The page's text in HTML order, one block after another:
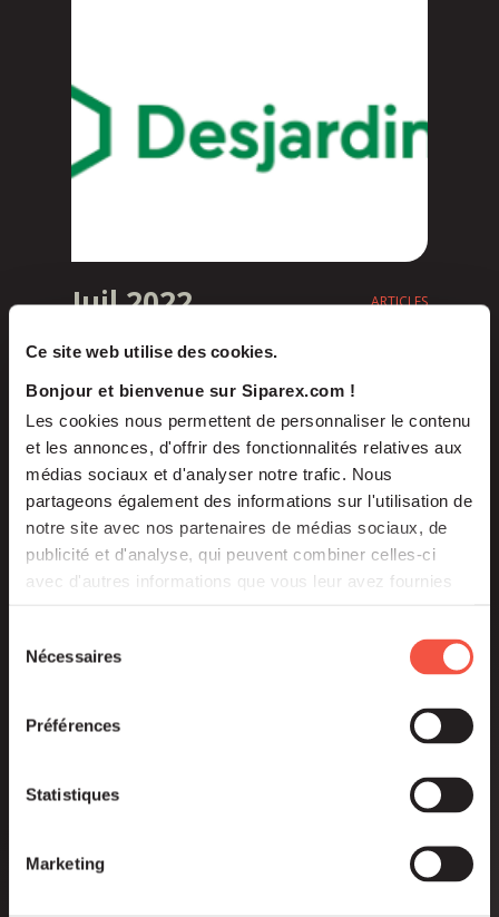
Ce site web utilise des cookies.
Bonjour et bienvenue sur Siparex.com !
Les cookies nous permettent de personnaliser le contenu
et les annonces, d'offrir des fonctionnalités relatives aux
médias sociaux et d'analyser notre trafic. Nous
partageons également des informations sur l'utilisation de
notre site avec nos partenaires de médias sociaux, de
publicité et d'analyse, qui peuvent combiner celles-ci
avec d'autres informations que vous leur avez fournies
Nécessaires
Préférences
Statistiques
Marketing
Juil 2022 ARTICLES
de fonds Retail
Juil 2022 COMMUNIQUÉS DE PRESSE
Siparex ETI 5 dépasse son